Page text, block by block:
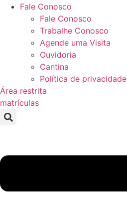
Fale Conosco
Fale Conosco
Trabalhe Conosco
Agende uma Visita
Ouvidoria
Cantina
Política de privacidade
Área restrita
matrículas